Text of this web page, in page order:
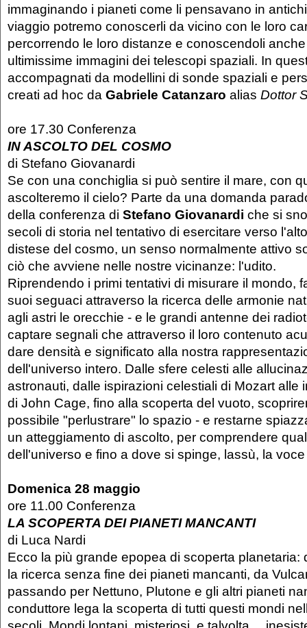
immaginando i pianeti come li pensavano in
viaggio potremo conoscerli da vicino con le loro
percorrendo le loro distanze e conoscendoli
ultimissime immagini dei telescopi spaziali. In
accompagnati da modellini di sonde spaziali e
creati ad hoc da Gabriele Catanzaro alias Dottor
ore 17.30 Conferenza
IN ASCOLTO DEL COSMO
di Stefano Giovanardi
Se con una conchiglia si può sentire il mare, con
ascolteremo il cielo? Parte da una domanda
della conferenza di Stefano Giovanardi che si
secoli di storia nel tentativo di esercitare verso
distese del cosmo, un senso normalmente attivo
ciò che avviene nelle nostre vicinanze: l'udito.
Riprendendo i primi tentativi di misurare il mondo,
suoi seguaci attraverso la ricerca delle armonie
agli astri le orecchie - e le grandi antenne dei
captare segnali che attraverso il loro contenuto
dare densità e significato alla nostra
dell'universo intero. Dalle sfere celesti alle
astronauti, dalle ispirazioni celestiali di Mozart alle
di John Cage, fino alla scoperta del vuoto,
possibile "perlustrare" lo spazio - e restarne
un atteggiamento di ascolto, per comprendere
dell'universo e fino a dove si spinge, lassù, la
Domenica 28 maggio
ore 11.00 Conferenza
LA SCOPERTA DEI PIANETI MANCANTI
di Luca Nardi
Ecco la più grande epopea di scoperta planetaria:
la ricerca senza fine dei pianeti mancanti, da
passando per Nettuno, Plutone e gli altri pianeti
conduttore lega la scoperta di tutti questi mondi